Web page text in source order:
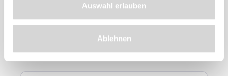
Auswahl erlauben
Ablehnen
Zu diesem